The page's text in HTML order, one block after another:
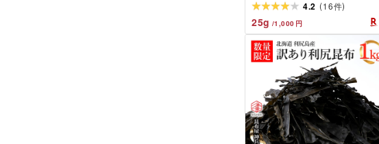
富士町 ふるさと納税 北海道
海鮮 かにふるさと納税 北海
道 カニ ふるさと納税 北海
道 蟹 毛蟹 毛ガニ 冷蔵
4.2 (16件)
25g /1,000 円